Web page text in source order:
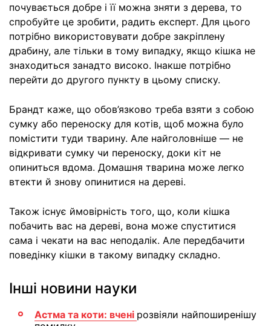
почувається добре і її можна зняти з дерева, то
спробуйте це зробити, радить експерт. Для цього
потрібно використовувати добре закріплену
драбину, але тільки в тому випадку, якщо кішка не
знаходиться занадто високо. Інакше потрібно
перейти до другого пункту в цьому списку.
Брандт каже, що обов’язково треба взяти з собою
сумку або переноску для котів, щоб можна було
помістити туди тварину. Але найголовніше — не
відкривати сумку чи переноску, доки кіт не
опиниться вдома. Домашня тварина може легко
втекти й знову опинитися на дереві.
Також існує ймовірність того, що, коли кішка
побачить вас на дереві, вона може спуститися
сама і чекати на вас неподалік. Але передбачити
поведінку кішки в такому випадку складно.
Інші новини науки
Астма та коти: вчені розвіяли найпоширенішу